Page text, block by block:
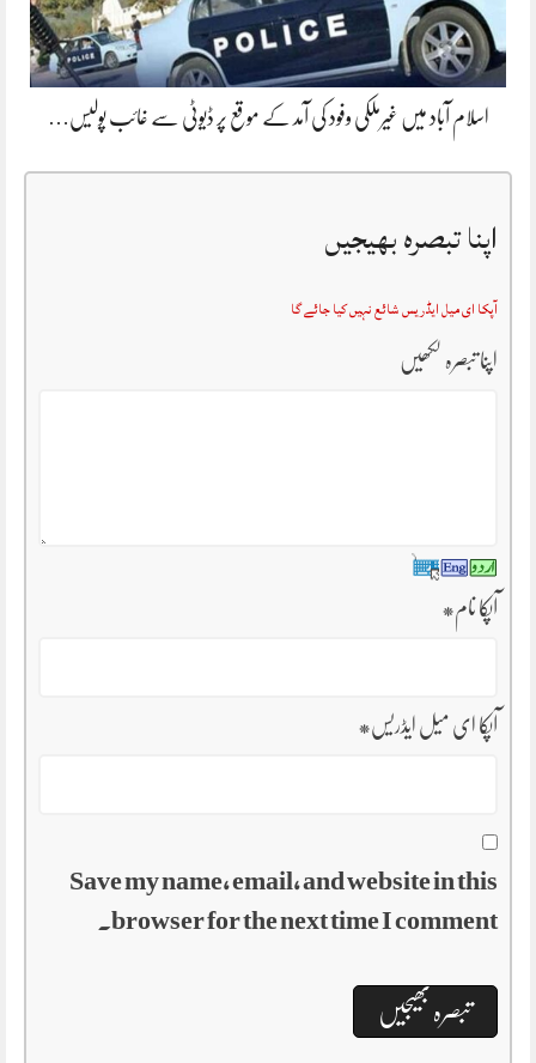
اسلام آباد میں غیرملکی وفود کی آمد کے موقع پر ڈیوٹی سے غائب پولیس…
اپنا تبصرہ بھیجیں
آپکا ای میل ایڈریس شائع نہیں کیا جائے گا
اپنا تبصرہ لکھیں
آپکا نام*
آپکا ای میل ایڈریس*
Save my name, email, and website in this
browser for the next time I comment.